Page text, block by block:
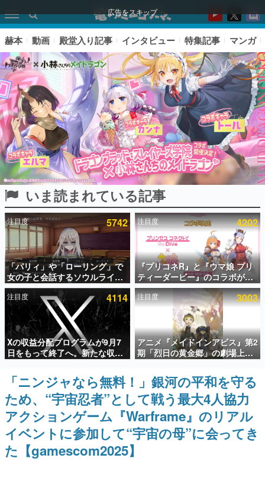
広告をスキップ
ピックアップ
電ファミのいま読まれている記事ランキング
アプリセール情報
インタビュー
連載・特集一覧
殿堂入り記事
SNS拡散数が数千以上！ ページビュー数万以上！ などな
ど。多くの人々に読まれた、電ファミ渾身の“殿堂入り”記
事をまとめました。
ゲームの企画書
名作ゲームクリエイターの方々に製作時のエピソードをお
聞きし、ヒットする企画（ゲーム）とは何か？を探ってい
きます。
赫本
この物語を解いてはいけない。『赫本』は、〈試験問題〉
の形をした短編ホラー小説集です。
赫本 動画 殿堂入り記事 インタビュー 特集記事 マンガ
いま読まれている記事
注目度 5742
「パリィ」や「ローリング」で
女の子と会話するソウルライク
恋愛ゲーム『小早川さんはソウ
ルライク』無料公開。返事に失
敗すると「YOU DIED」
注目度 4202
『プリコネR』と『ウマ娘 プリ
ティーダービー』のコラボが決
定！“最大170連無料”の8.5周年
キャンペーンなども発表
注目度 4114
Xの収益分配プログラムが9月7
日をもって終了へ。新たな収益
化制度「Original Content
Rewards Program」を発表
注目度 3003
アニメ『メイドインアビス』第2
期「烈日の黄金郷」の劇場上映
が決定！レグ役・伊瀬茉莉也さ
んらが登壇する舞台挨拶も実施
「ニンジャなら無料！」銀河の平和を守る
ため、“宇宙忍者”として戦う最大4人協力
アクションゲーム『Warframe』のリアル
イベントに参加して“宇宙の母”に会ってき
た【gamescom2025】